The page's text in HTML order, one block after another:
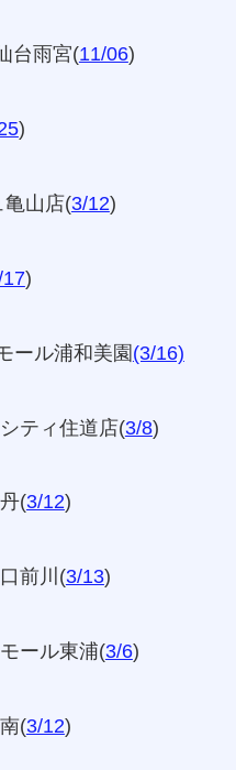
台雨宮(11/06)
)
亀山店(3/12)
)
ール浦和美園(3/16)
ティ住道店(3/8)
(3/12)
前川(3/13)
ール東浦(3/6)
(3/12)